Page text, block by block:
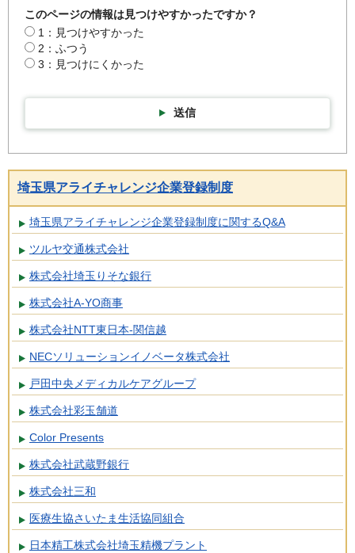
このページの情報は見つけやすかったですか？
1：見つけやすかった
2：ふつう
3：見つけにくかった
送信
埼玉県アライチャレンジ企業登録制度
埼玉県アライチャレンジ企業登録制度に関するQ&A
ツルヤ交通株式会社
株式会社埼玉りそな銀行
株式会社A-YO商事
株式会社NTT東日本-関信越
NECソリューションイノベータ株式会社
戸田中央メディカルケアグループ
株式会社彩玉舗道
Color Presents
株式会社武蔵野銀行
株式会社三和
医療生協さいたま生活協同組合
日本精工株式会社埼玉精機プラント